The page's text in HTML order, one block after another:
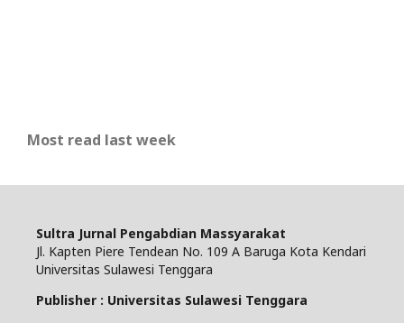
Most read last week
Sultra Jurnal Pengabdian Massyarakat
Jl. Kapten Piere Tendean No. 109 A Baruga Kota Kendari
Universitas Sulawesi Tenggara
Publisher : Universitas Sulawesi Tenggara